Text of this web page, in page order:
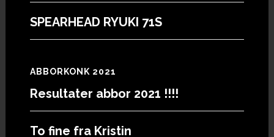
SPEARHEAD RYUKI 71S
ABBORKONK 2021
Resultater abbor 2021 !!!!
To fine fra Kristin